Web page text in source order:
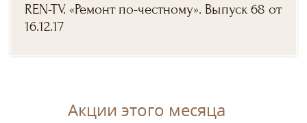
REN-TV. «Ремонт по-честному». Выпуск 68 от
16.12.17
Акции этого месяца